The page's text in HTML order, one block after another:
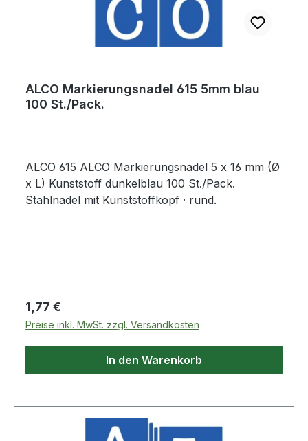
ALCO Markierungsnadel 615 5mm blau
100 St./Pack.
ALCO 615 ALCO Markierungsnadel 5 x 16 mm (Ø
x L) Kunststoff dunkelblau 100 St./Pack.
Stahlnadel mit Kunststoffkopf · rund.
Regulärer Preis:
1,77 €
Preise inkl. MwSt. zzgl. Versandkosten
In den Warenkorb